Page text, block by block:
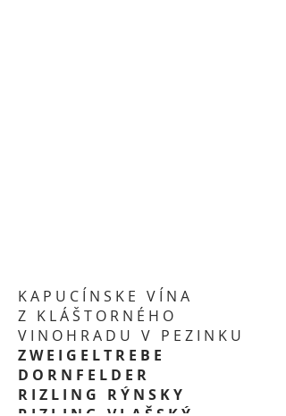
KAPUCÍNSKE VÍNA
Z KLÁŠTORNÉHO
VINOHRADU V PEZINKU
ZWEIGELTREBE
DORNFELDER
RIZLING RÝNSKY